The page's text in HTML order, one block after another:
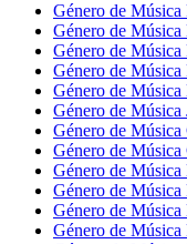
Género de Música
Género de
Género de
Género de Música
Género de
Género de Música
Género de Música
Género de
Género de Música
Género de Música
Género de Música
Género de Música